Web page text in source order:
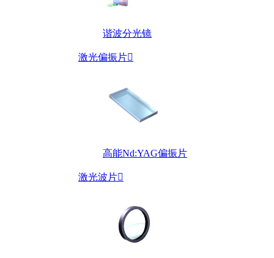
谐波分光镜
激光偏振片
高能Nd:YAG偏振片
激光波片